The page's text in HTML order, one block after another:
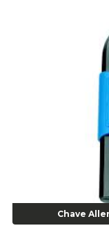
Alicate de Pressão
Alicate para
Alicate para Anéis
Alicate para Anéis
Alicate para Anéis
Alicate para Anéis
Alicate para
Alicate para trava de
Alicate Universal - Cod
Alicate Universal 8"
Anel Centralizador
Anel Centralizador
Chave